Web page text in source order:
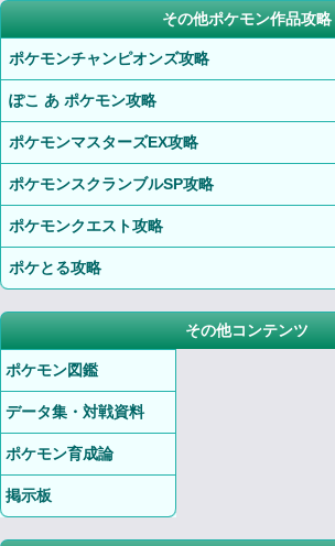
その他ポケモン作品攻略
ポケモンチャンピオンズ攻略
ぽこ あ ポケモン攻略
ポケモンマスターズEX攻略
ポケモンスクランブルSP攻略
ポケモンクエスト攻略
ポケとる攻略
その他コンテンツ
ポケモン図鑑
データ集・対戦資料
ポケモン育成論
掲示板